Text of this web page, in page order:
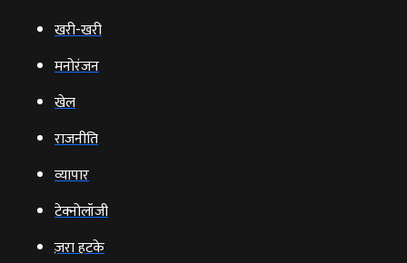
खरी-खरी
मनोरंजन
खेल
राजनीति
व्‍यापार
टेक्‍नोलॉजी
ज़रा हटके